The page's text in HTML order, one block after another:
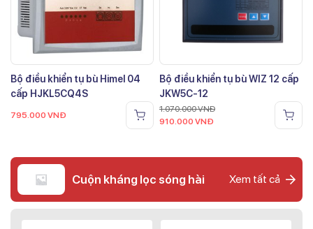
Bộ điều khiển tụ bù Himel 04
cấp HJKL5CQ4S
795.000 VNĐ
Bộ điều khiển tụ bù WIZ 12 cấp
JKW5C-12
1.070.000VNĐ
910.000 VNĐ
Cuộn kháng lọc sóng hài Xem tất cả